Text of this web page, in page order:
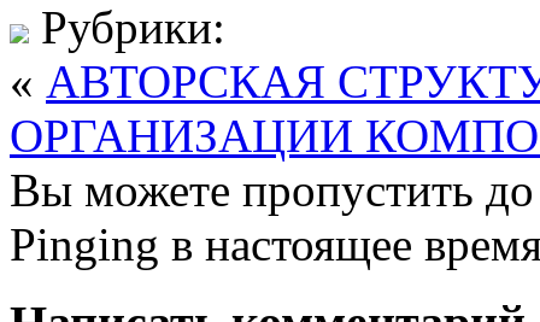
Рубрики:
« АВТОРСКАЯ
ОРГАНИЗАЦИИ
Вы можете пропустить до
Pinging в настоящее